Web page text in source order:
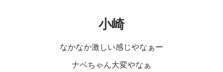
小崎
なかなか激しい感じやなぁー
ナベちゃん大変やなぁ